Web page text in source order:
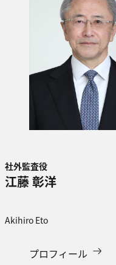
社外監査役
江藤 彰洋
Akihiro Eto​
プロフィール